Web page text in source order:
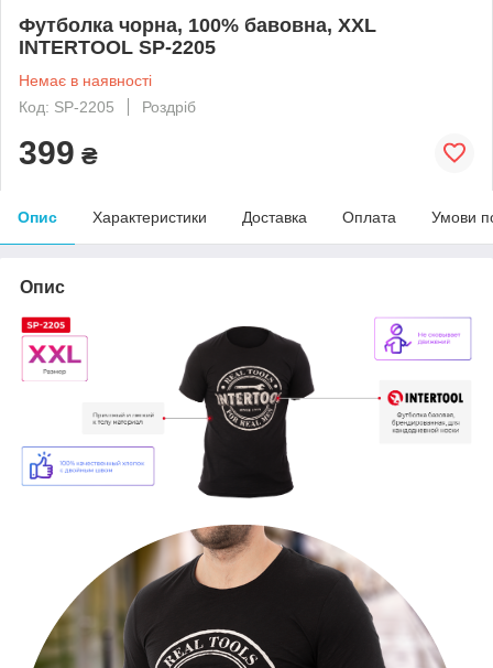
Футболка чорна, 100% бавовна, XXL
INTERTOOL SP-2205
Немає в наявності
Код: SP-2205
Роздріб
399 ₴
Опис Характеристики Доставка Оплата Умови
Опис